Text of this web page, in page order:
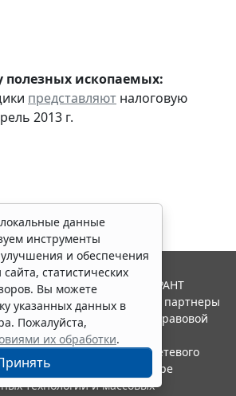
полезных ископаемых:
представляют налоговую
2013 г.
данные
инструменты
и обеспечения
статистических
Вы можете
указанных данных в
Пожалуйста,
их обработки.
СЕРВИС", 2026. Система ГАРАНТ
года. Компания "Гарант" и ее партнеры
Российской ассоциации правовой
в качестве сетевого
службой по надзору в сфере
технологий и массовых